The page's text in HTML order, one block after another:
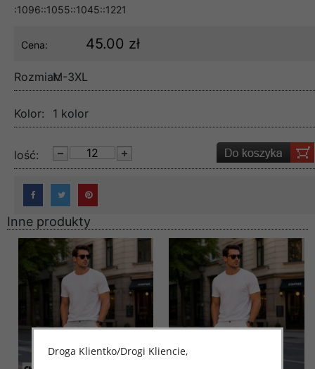
:1096::1055::1045::1221
Cena: 45.00 zł
Rozmiar:M-3XL
Kolor: 1 kolor
lość:
Inne produkty
Droga Klientko/Drogi Kliencie,